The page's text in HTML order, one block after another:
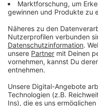
Sie fühlen sich immer
Menschen und das
einfach die Tatsache
Fernsehen sehen
Anzeige